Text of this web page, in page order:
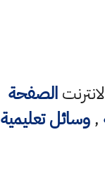
الصفحة
,وسائل تعليمية